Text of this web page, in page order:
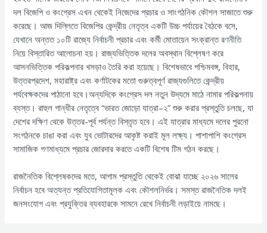
দল বিজেপি ও কংগ্রেস এখন থেকেই নিজেদের প্রচার ও সাংগঠনিক কৌশল সাজাতে শুরু
করেছে। আজ দিল্লিতে বিজেপির কেন্দ্রীয় নেতৃত্ব একটি উচ্চ পর্যায়ের বৈঠকে বসে,
যেখানে অন্তত ১০টি রাজ্যে নির্বাচনী প্রচার এবং কর্মী মোতায়েন সংক্রান্ত রণনীতি
নিয়ে বিস্তারিত আলোচনা হয়। রাজ্যভিত্তিক দলের অবস্থান বিশ্লেষণ করে
আসনভিত্তিক পরিকল্পনার খসড়াও তৈরি করা হয়েছে। বিশেষভাবে পশ্চিমবঙ্গ, বিহার,
উত্তরপ্রদেশ, মহারাষ্ট্র এবং কর্ণাটকের মতো গুরুত্বপূর্ণ রাজ্যগুলিতে কেন্দ্রীয়
পর্যবেক্ষকদের পাঠানো হবে।অন্যদিকে কংগ্রেস দল নতুন উদ্যমে মাঠে নামার পরিকল্পনায়
ব্যস্ত। রাহুল গান্ধীর নেতৃত্বে “ভারত জোড়ো যাত্রা–২” শুরু করার প্রস্তুতি চলছে, যা
দেশের দক্ষিণ থেকে উত্তর-পূর্ব পর্যন্ত বিস্তৃত হবে। এই যাত্রার মাধ্যমে দলের পুরনো
সংগঠনকে চাঙা করা এবং যুব ভোটারদের আকৃষ্ট করাই মূল লক্ষ্য। পাশাপাশি কংগ্রেস
সামাজিক গণমাধ্যমে প্রচার জোরদার করতে একটি বিশেষ টিম গঠন করছে।
রাজনৈতিক বিশ্লেষকদের মতে, আগাম প্রস্তুতি থেকেই বোঝা যাচ্ছে ২০২৬ সালের
নির্বাচন হবে অত্যন্ত প্রতিযোগিতামূলক এবং কৌশলনির্ভর। সমস্ত রাজনৈতিক দলই
জনসংযোগ এবং প্রযুক্তির ব্যবহারকে সামনে রেখে নির্বাচনী লড়াইয়ে নামছে।